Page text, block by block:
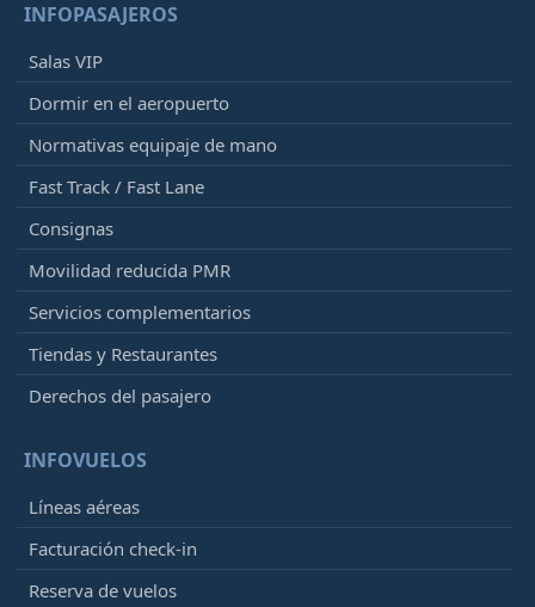
INFOPASAJEROS
Salas VIP
Dormir en el aeropuerto
Normativas equipaje de mano
Fast Track / Fast Lane
Consignas
Movilidad reducida PMR
Servicios complementarios
Tiendas y Restaurantes
Derechos del pasajero
INFOVUELOS
Líneas aéreas
Facturación check-in
Reserva de vuelos